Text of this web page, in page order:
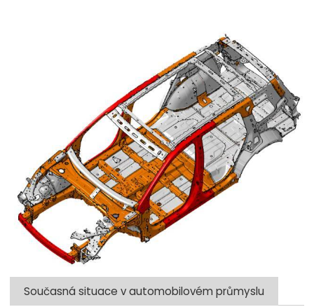
Současná situace v automobilovém průmyslu